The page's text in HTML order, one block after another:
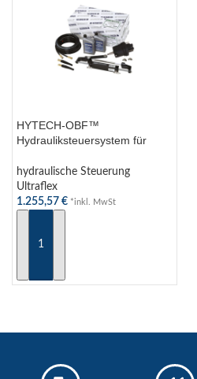
HYTECH-OBF™
Hydrauliksteuersystem für
Komplettset mit Schlauchkit &
Zubehör
hydraulische Steuerung
Ultraflex
1.255,57 € *inkl. MwSt